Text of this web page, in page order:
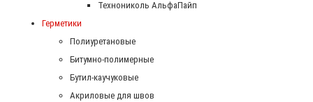
Технониколь АльфаПайп
Герметики
Полиуретановые
Битумно-полимерные
Бутил-каучуковые
Акриловые для швов